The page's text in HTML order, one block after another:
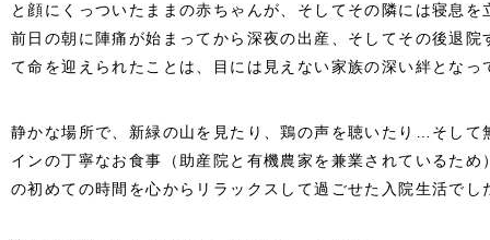
と顔にくっついたままの赤ちゃんが、そしてその隣には寝息
前日の朝に陣痛が始まってから深夜の出産、そしてその後退
て命を迎えられたことは、目には見えない家族の深い絆とな
静かな場所で、新緑の山を見たり、鶏の声を聴いたり…そして
インの丁寧なお食事（助産院と有機農家を兼業されているた
の初めての時間を心からリラックスして過ごせた入院生活でし